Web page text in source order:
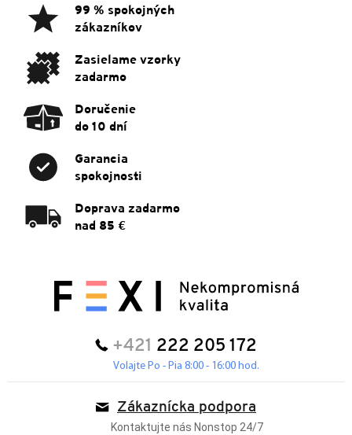
99 % spokojných
zákazníkov
Zasielame vzorky
zadarmo
Doručenie
do 10 dní
Garancia
spokojnosti
Doprava zadarmo
nad 85 €
+421 222 205 172
Volajte Po - Pia 8:00 - 16:00 hod.
Zákaznícka podpora
Kontaktujte nás Nonstop 24/7